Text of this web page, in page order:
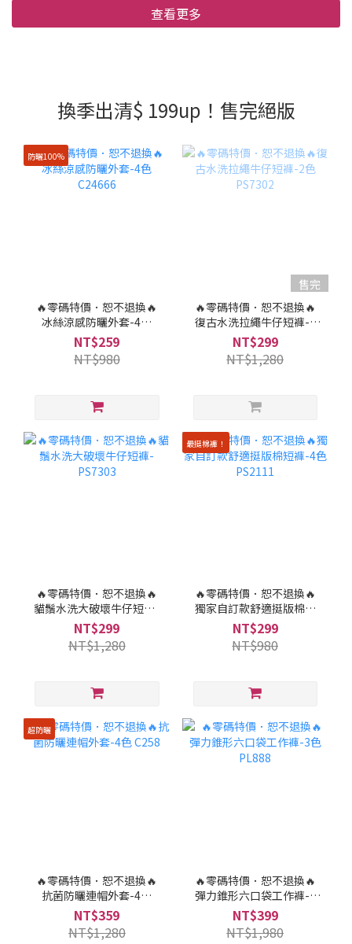
查看更多
換季出清$ 199up！售完絕版
防曬100%
🔥零碼特價．恕不退換🔥
冰絲涼感防曬外套-4色
C24666
NT$259
NT$980
售完
🔥零碼特價．恕不退換🔥
復古水洗拉繩牛仔短褲-2
色 PS7302
NT$299
NT$1,280
🔥零碼特價．恕不退換🔥
貓鬚水洗大破壞牛仔短褲-
PS7303
NT$299
NT$1,280
最挺棉褲！
🔥零碼特價．恕不退換🔥
獨家自訂款舒適挺版棉短
褲-4色 PS2111
NT$299
NT$980
超防曬
🔥零碼特價．恕不退換🔥
抗菌防曬連帽外套-4色
C258
NT$359
NT$1,280
🔥零碼特價．恕不退換🔥
彈力錐形六口袋工作褲-3
色 PL888
NT$399
NT$1,980